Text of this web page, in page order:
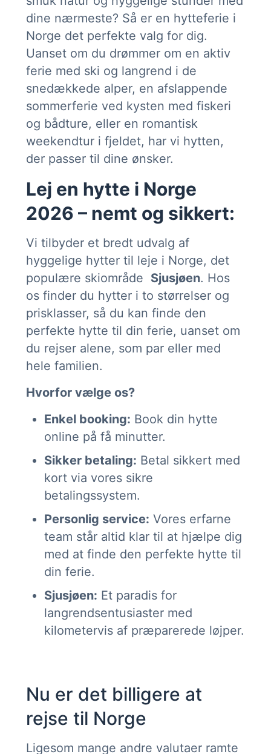
dine nærmeste? Så er en hytteferie i
Norge det perfekte valg for dig.
Uanset om du drømmer om en aktiv
ferie med ski og langrend i de
snedækkede alper, en afslappende
sommerferie ved kysten med fiskeri
og bådture, eller en romantisk
weekendtur i fjeldet, har vi hytten,
der passer til dine ønsker.
Lej en hytte i Norge
2026 – nemt og sikkert:
Vi tilbyder et bredt udvalg af
hyggelige hytter til leje i Norge, det
populære skiområde Sjusjøen. Hos
os finder du hytter i to størrelser og
prisklasser, så du kan finde den
perfekte hytte til din ferie, uanset om
du rejser alene, som par eller med
hele familien.
Hvorfor vælge os?
Enkel booking: Book din hytte
online på få minutter.
Sikker betaling: Betal sikkert med
kort via vores sikre
betalingssystem.
Personlig service: Vores erfarne
team står altid klar til at hjælpe dig
med at finde den perfekte hytte til
din ferie.
Sjusjøen: Et paradis for
langrendsentusiaster med
kilometervis af præparerede løjper.
Nu er det billigere at
rejse til Norge
Ligesom mange andre valutaer ramte